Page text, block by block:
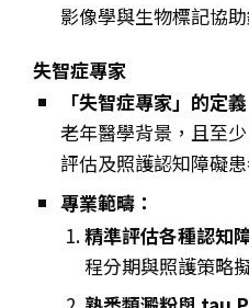
影像學與生物標記協助
失智症專家
「失智症專家」的定義
老年醫學背景，且至
評估及照護認知障礙患
專業範疇：
精準評估各種認知
程分期與照護策略